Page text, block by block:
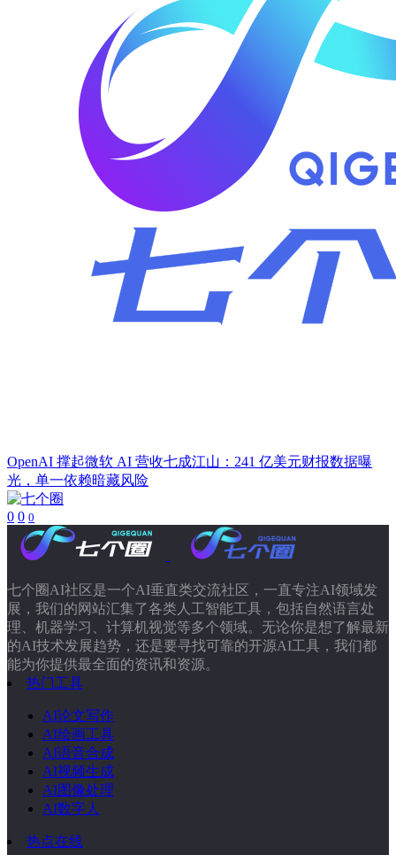
OpenAI 撑起微软 AI 营收七成江山：241 亿美元财报数据曝
光，单一依赖暗藏风险
0 0 0
七个圈AI社区是一个AI垂直类交流社区，一直专注AI领域发
展，我们的网站汇集了各类人工智能工具，包括自然语言处
理、机器学习、计算机视觉等多个领域。无论你是想了解最新
的AI技术发展趋势，还是要寻找可靠的开源AI工具，我们都
能为你提供最全面的资讯和资源。
热门工具
AI论文写作
AI绘画工具
AI语音合成
AI视频生成
AI图像处理
AI数字人
热点在线